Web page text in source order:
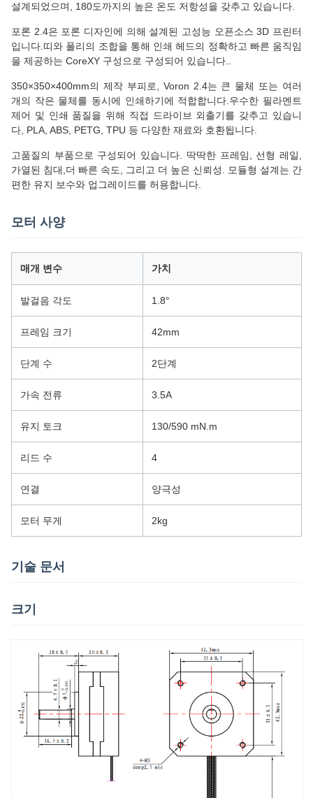
설계되었으며, 180도까지의 높은 온도 저항성을 갖추고 있습니다.
포론 2.4은 포론 디자인에 의해 설계된 고성능 오픈소스 3D 프린터
입니다.띠와 폴리의 조합을 통해 인쇄 헤드의 정확하고 빠른 움직임
을 제공하는 CoreXY 구성으로 구성되어 있습니다..
350×350×400mm의 제작 부피로, Voron 2.4는 큰 물체 또는 여러
개의 작은 물체를 동시에 인쇄하기에 적합합니다.우수한 필라멘트
제어 및 인쇄 품질을 위해 직접 드라이브 외출기를 갖추고 있습니
다, PLA, ABS, PETG, TPU 등 다양한 재료와 호환됩니다.
고품질의 부품으로 구성되어 있습니다. 딱딱한 프레임, 선형 레일,
가열된 침대,더 빠른 속도, 그리고 더 높은 신뢰성. 모듈형 설계는 간
편한 유지 보수와 업그레이드를 허용합니다.
모터 사양
매개 변수 가치
발걸음 각도 1.8°
프레임 크기 42mm
단계 수 2단계
가속 전류 3.5A
유지 토크 130/590 mN.m
리드 수 4
연결 양극성
모터 무게 2kg
기술 문서
크기